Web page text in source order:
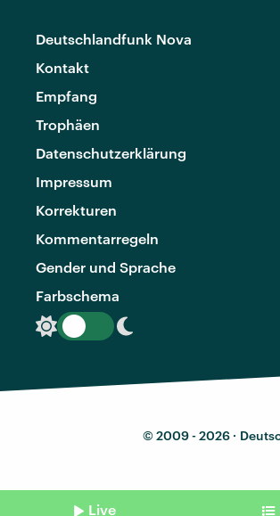
Deutschlandfunk Nova
Kontakt
Empfang
Trophäen
Datenschutzerklärung
Impressum
Korrekturen
Kommentarregeln
Gender und Sprache
Farbschema
© 2009 - 2026 ·
Live